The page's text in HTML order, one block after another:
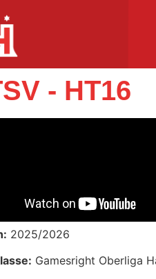
- HT16
2025/2026
Gamesright Oberliga